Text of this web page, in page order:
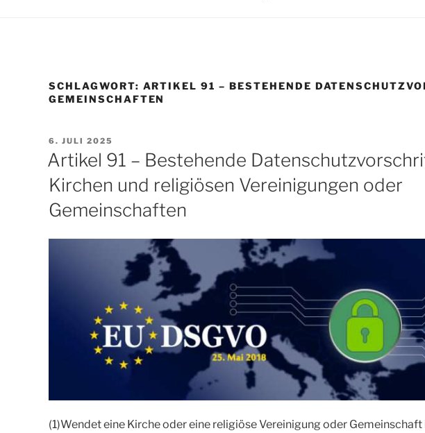
SCHLAGWORT: ARTIKEL 91 – BESTEHENDE
GEMEINSCHAFTEN
VERÖFFENTLICHT
AM
6. JULI 2025
Artikel 91 – Bestehende
Kirchen und religiösen Vereinigungen oder
Gemeinschaften
(1)Wendet eine Kirche oder eine religiöse Vereinigung oder Gemeinschaft